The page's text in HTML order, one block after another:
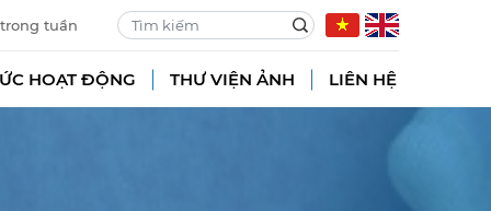
tuần
HOẠT ĐỘNG THƯ VIỆN ẢNH LIÊN HỆ